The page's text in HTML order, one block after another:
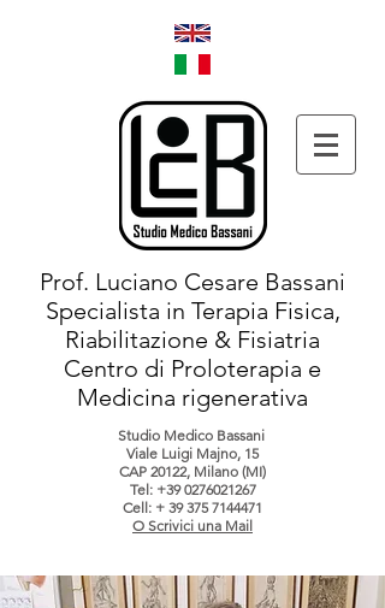
Prof. Luciano Cesare Bassani
Specialista in Terapia Fisica,
Riabilitazione & Fisiatria
Centro di Proloterapia e
Medicina rigenerativa
Studio Medico Bassani
Viale Luigi Majno, 15
CAP 20122, Milano (MI)
Tel: +39 0276021267
Cell: + 39 375 7144471
O Scrivici una Mail